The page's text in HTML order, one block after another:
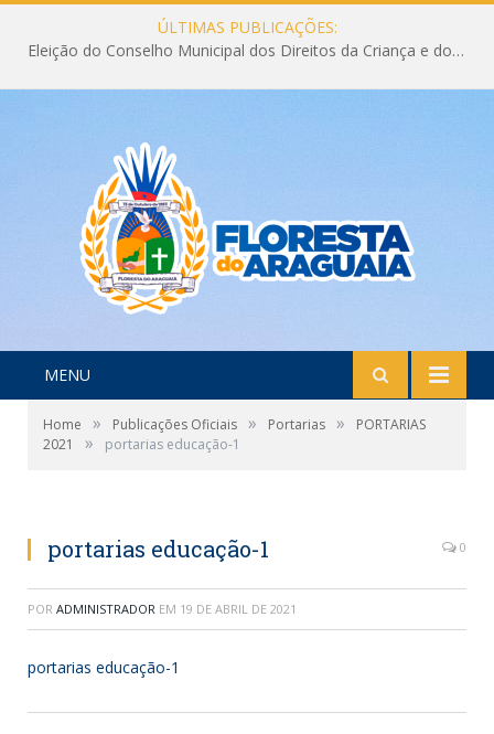
ÚLTIMAS PUBLICAÇÕES:
Eleição do Conselho Municipal dos Direitos da Criança e do Adolescente CMDCA 2026
MENU
Home » Publicações Oficiais » Portarias »
PORTARIAS
2021
» portarias educação-1
portarias educação-1 0
POR ADMINISTRADOR EM 19 DE ABRIL DE 2021
portarias educação-1